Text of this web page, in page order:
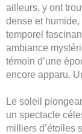
ailleurs, y ont
dense et humide,
temporel
ambiance
témoin d’une
encore apparu.
Le soleil
un spectacle
milliers d’étoiles